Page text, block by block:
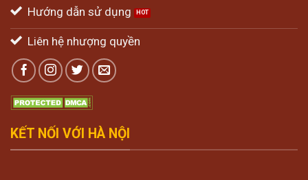
Hướng dẫn sử dụng
Liên hệ nhượng quyền
KẾT NỐI VỚI HÀ NỘI